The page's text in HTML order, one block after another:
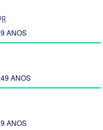
ANOS
ANOS
ANOS